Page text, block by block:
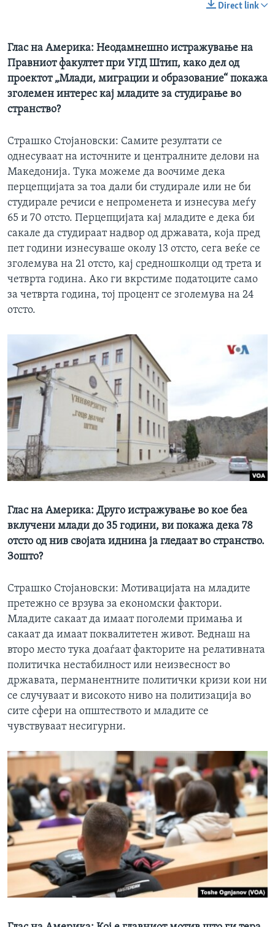
Direct link
Глас на Америка: Неодамнешно истражување на
Правниот факултет при УГД Штип, како дел од
проектот „Млади, миграции и образование“ покажа
зголемен интерес кај младите за студирање во
странство?
Страшко Стојановски: Самите резултати се
однесуваат на источните и централните делови на
Македонија. Тука можеме да воочиме дека
перцепцијата за тоа дали би студирале или не би
студирале речиси е непроменета и изнесува меѓу
65 и 70 отсто. Перцепцијата кај младите е дека би
сакале да студираат надвор од државата, која пред
пет години изнесуваше околу 13 отсто, сега веќе се
зголемува на 21 отсто, кај средношколци од трета и
четврта година. Ако ги вкрстиме податоците само
за четврта година, тој процент се зголемува на 24
отсто.
Глас на Америка: Друго истражување во кое беа
вклучени млади до 35 години, ви покажа дека 78
отсто од нив својата иднина ја гледаат во странство.
Зошто?
Страшко Стојановски: Мотивацијата на младите
претежно се врзува за економски фактори.
Младите сакаат да имаат поголеми примања и
сакаат да имаат поквалитетен живот. Веднаш на
второ место тука доаѓаат факторите на релативната
политичка нестабилност или неизвесност во
државата, перманентните политички кризи кои ни
се случуваат и високото ниво на политизација во
сите сфери на општеството и младите се
чувствуваат несигурни.